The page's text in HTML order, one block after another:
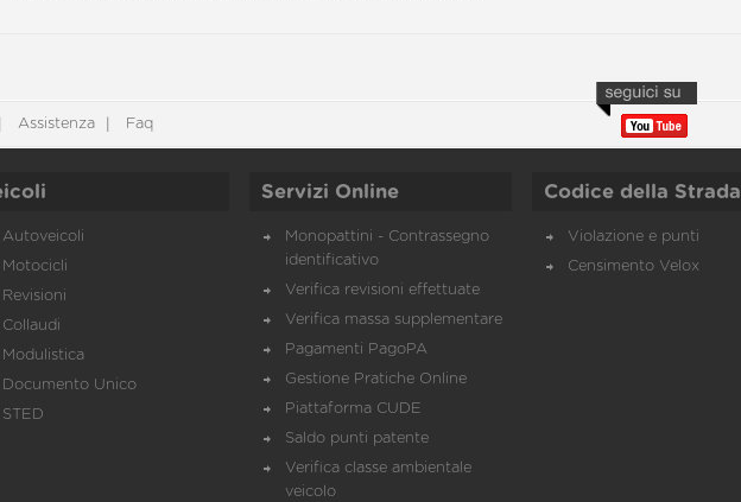
Assistenza Faq
Autoveicoli
Motocicli
Revisioni
Collaudi
Modulistica
Documento Unico
STED
Servizi Online
Monopattini - Contrassegno
identificativo
Verifica revisioni effettuate
Verifica massa supplementare
Pagamenti PagoPA
Gestione Pratiche Online
Piattaforma CUDE
Saldo punti patente
Verifica classe ambientale
veicolo
Codice della Strada
Violazione e punti
Censimento Velox